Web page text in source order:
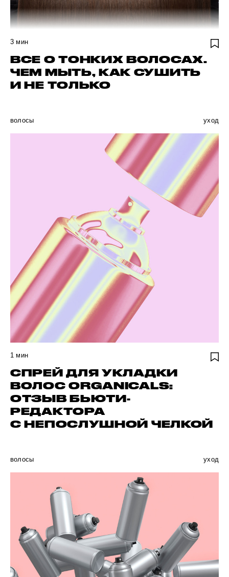
3 мин
ВСЕ О ТОНКИХ ВОЛОСАХ.
ЧЕМ МЫТЬ, КАК СУШИТЬ
И НЕ ТОЛЬКО
волосы уход
1 мин
СПРЕЙ ДЛЯ УКЛАДКИ
ВОЛОС ORGANICALS:
ОТЗЫВ БЬЮТИ-
РЕДАКТОРА
С НЕПОСЛУШНОЙ ЧЕЛКОЙ
волосы уход